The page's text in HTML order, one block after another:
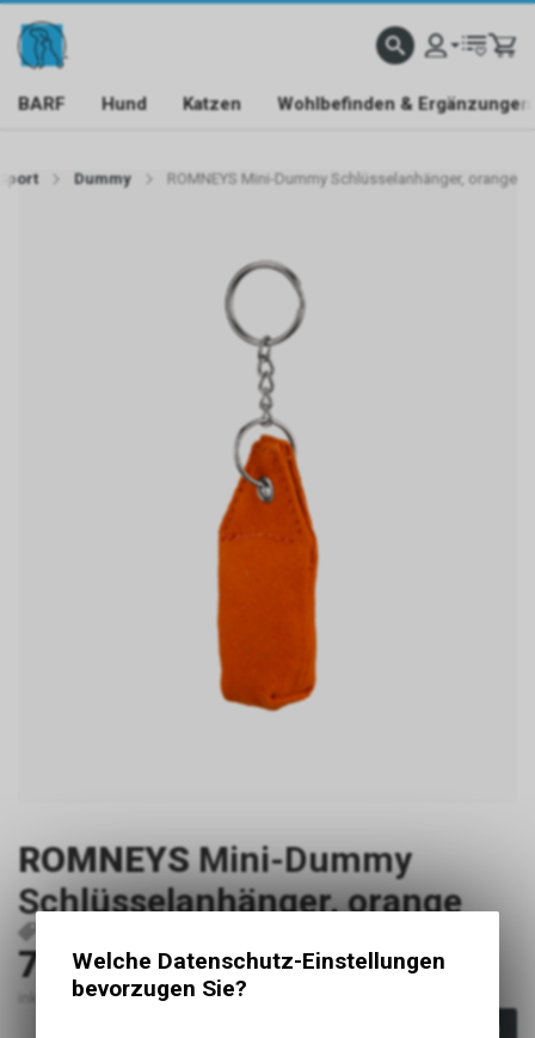
BARF Hund Katzen Wohlbefinden & Ergänzungen
Dummy ROMNEYS Mini-Dummy Schlüsselanhänger, orange
ROMNEYS Mini-Dummy
Schlüsselanhänger, orange
7.00CHF
inkl. MwSt., zzgl. Versandkosten
Welche Datenschutz-Einstellungen
bevorzugen Sie?